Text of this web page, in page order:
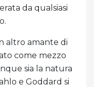
da qualsiasi
altro amante di
come mezzo
sia la natura
e Goddard si